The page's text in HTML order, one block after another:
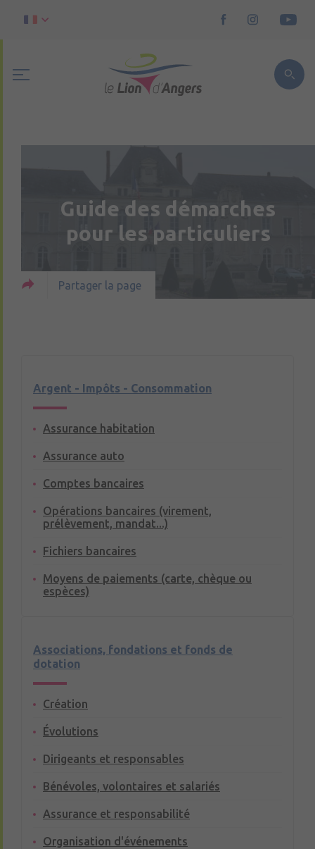
Guide des démarches
pour les particuliers
Partager la page
Argent - Impôts - Consommation
Assurance habitation
Assurance auto
Comptes bancaires
Opérations bancaires (virement,
prélèvement, mandat...)
Fichiers bancaires
Moyens de paiements (carte, chèque ou
espèces)
Associations, fondations et fonds de
dotation
Création
Évolutions
Dirigeants et responsables
Bénévoles, volontaires et salariés
Assurance et responsabilité
Organisation d'événements